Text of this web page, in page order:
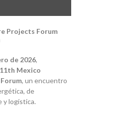
Projects Forum
de 2026,
11th Mexico
, un encuentro
de
y logística.